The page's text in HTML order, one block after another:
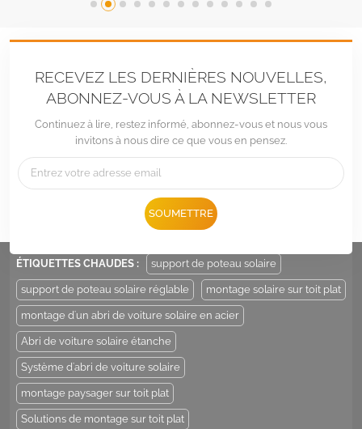
RECEVEZ LES DERNIÈRES NOUVELLES,
ABONNEZ-VOUS À LA NEWSLETTER
Continuez à lire, restez informé, abonnez-vous et nous vous
invitons à nous dire ce que vous en pensez.
SOUMETTRE
Tél : +86 -592-6212776
Sales@LandpowerSolar.com
Add : Unit 206-9, No 15, Duiying Road, Jimei District, Xiamen, China
ÉTIQUETTES CHAUDES : support de poteau solaire
support de poteau solaire réglable montage solaire sur toit plat
montage d'un abri de voiture solaire en acier
Abri de voiture solaire étanche
Système d'abri de voiture solaire
montage paysager sur toit plat
Solutions de montage sur toit plat